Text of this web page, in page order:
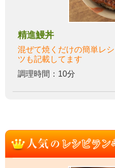
精進鰻丼
混ぜて焼くだけの簡単レ
ツも記載してます
調理時間：10分